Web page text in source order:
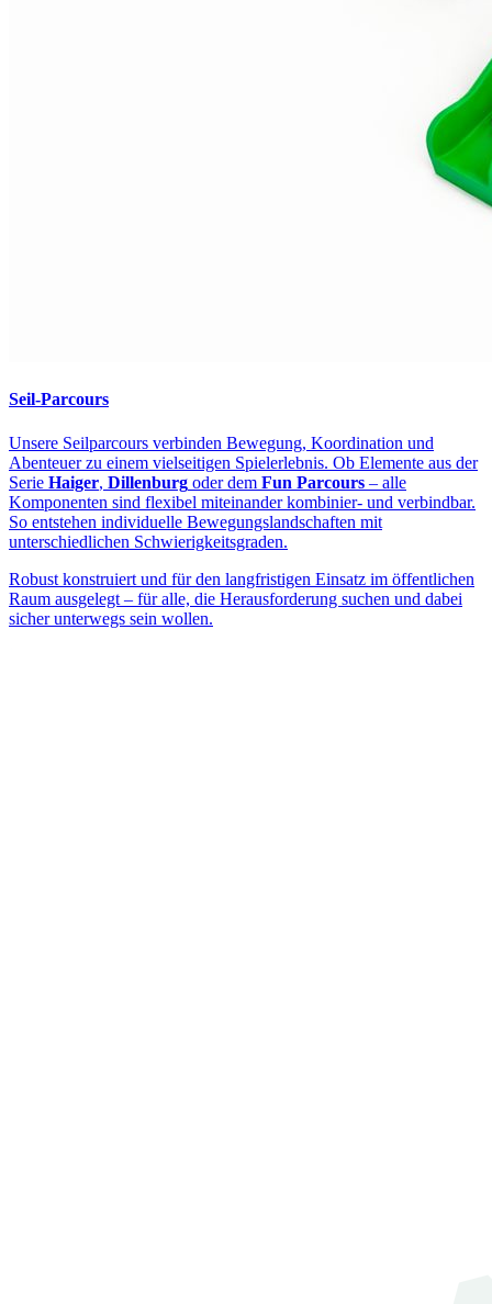
Seil-Parcours
Unsere Seilparcours verbinden Bewegung, Koordination und
Abenteuer zu einem vielseitigen Spielerlebnis. Ob Elemente aus der
Serie Haiger, Dillenburg oder dem Fun Parcours – alle
Komponenten sind flexibel miteinander kombinier- und verbindbar.
So entstehen individuelle Bewegungslandschaften mit
unterschiedlichen Schwierigkeitsgraden.
Robust konstruiert und für den langfristigen Einsatz im öffentlichen
Raum ausgelegt – für alle, die Herausforderung suchen und dabei
sicher unterwegs sein wollen.